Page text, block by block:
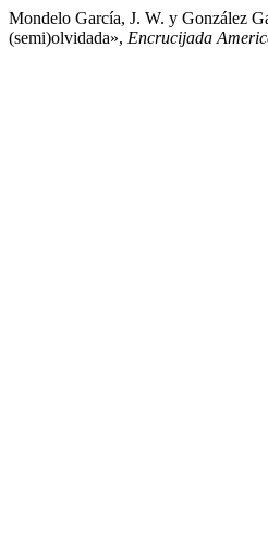
Mondelo García, J. W. y González
(semi)olvidada», Encrucijada